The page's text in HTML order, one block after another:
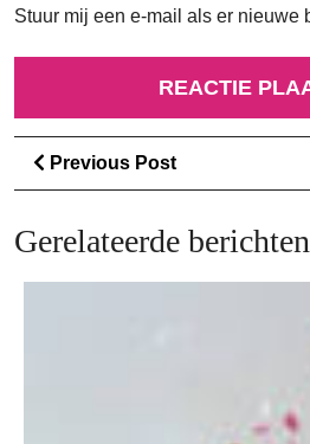
Stuur mij een e-mail als er nieuwe
Berichtnavigatie
Previous PostPrevious
Post
Gerelateerde berichten